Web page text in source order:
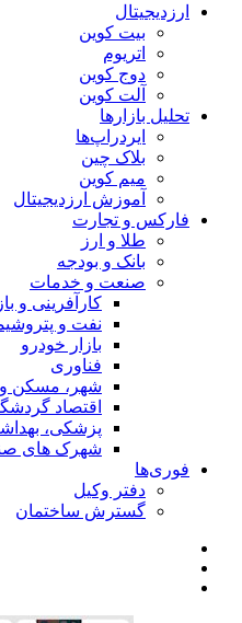
ارزدیجیتال
بیت کوین
اتریوم
دوج کوین
آلت کوین
تحلیل بازارها
ایردراپ‌ها
بلاک چین
میم کوین‌
آموزش ارزدیجیتال
فارکس و تجارت
طلا و ارز
بانک و بودجه
صنعت و خدمات
کارآفرینی و
نفت و
بازار خودرو
فناوری
شهر، مسکن
اقتصاد
پزشکی،
شهرک های
فوری‌ها
دفتر وکیل
گسترش ساختمان